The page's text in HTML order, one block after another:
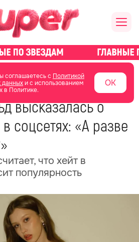
соглашаетесь с Политикой
данныхи с использованием
в Политике.
ОК
о звездах новости
высказалась о
соцсетях: «А разве
что хейт в
популярность